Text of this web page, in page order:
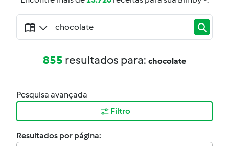
855 resultados para: chocolate
Pesquisa avançada
Filtro
Resultados por página: